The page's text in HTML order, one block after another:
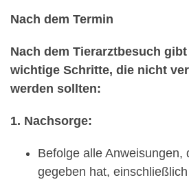
Nach dem Termin
Nach dem Tierarztbesuch
wichtige Schritte, die nicht
werden sollten:
1. Nachsorge:
Befolge alle Anweisungen,
gegeben hat,